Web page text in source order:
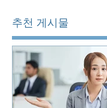
추천 게시물